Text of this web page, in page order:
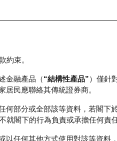
約束。
金融產品（“結構性產品”）僅針
民應聯絡其傳統證券商。
部分或全部該等資料，若閣下
就閣下的行為負責或承擔任何責任
任何其他方式使用對該等資料